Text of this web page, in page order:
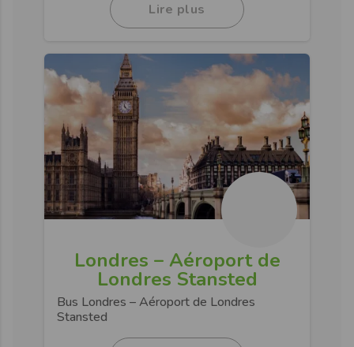
Lire plus
Londres – Aéroport de
Londres Stansted
Bus Londres – Aéroport de Londres
Stansted